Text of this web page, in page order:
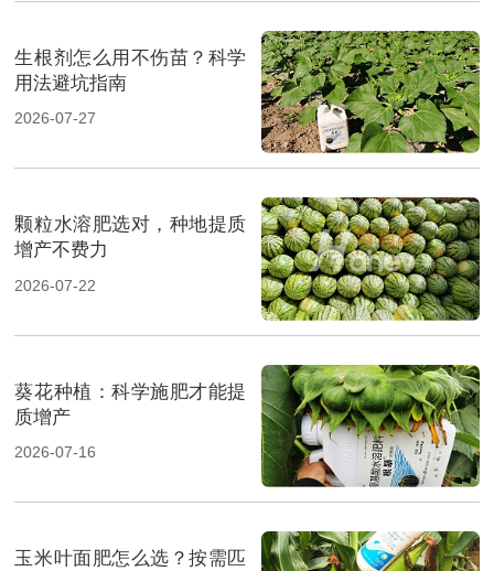
生根剂怎么用不伤苗？科学
用法避坑指南
2026-07-27
颗粒水溶肥选对，种地提质
增产不费力
2026-07-22
葵花种植：科学施肥才能提
质增产
2026-07-16
玉米叶面肥怎么选？按需匹